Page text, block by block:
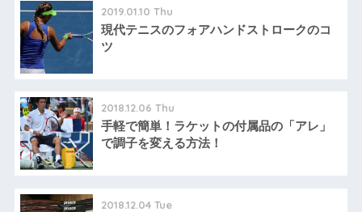
2019.01.10 Thu
現代テニスのフォアハンドストロークのコ
ツ
2018.12.06 Thu
手軽で簡単！ラケットの付属品の「アレ」
で調子を変える方法！
2018.12.04 Tue